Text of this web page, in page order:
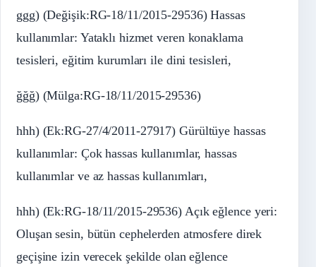
ggg) (Değişik:RG-18/11/2015-29536) Hassas
kullanımlar: Yataklı hizmet veren konaklama
tesisleri, eğitim kurumları ile dini tesisleri,
ğğğ) (Mülga:RG-18/11/2015-29536)
hhh) (Ek:RG-27/4/2011-27917) Gürültüye hassas
kullanımlar: Çok hassas kullanımlar, hassas
kullanımlar ve az hassas kullanımları,
hhh) (Ek:RG-18/11/2015-29536) Açık eğlence yeri:
Oluşan sesin, bütün cephelerden atmosfere direk
geçişine izin verecek şekilde olan eğlence